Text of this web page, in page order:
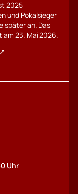
2025
und Pokalsieger
später an. Das
am 23. Mai 2026.
Uhr